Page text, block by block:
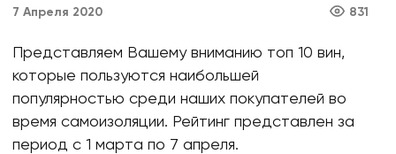
7 Апреля 2020 831
Представляем Вашему вниманию топ 10 вин,
которые пользуются наибольшей
популярностью среди наших покупателей во
время самоизоляции. Рейтинг представлен за
период с 1 марта по 7 апреля.